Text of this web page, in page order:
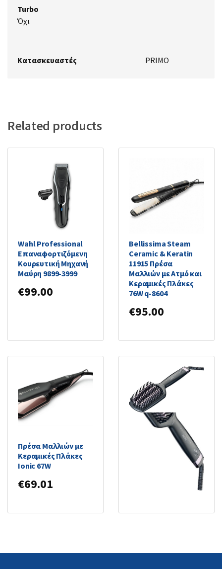
Turbo
Όχι
Κατασκευαστές PRIMO
Related products
Wahl Professional
Επαναφορτιζόμενη
Κουρευτική Μηχανή
Μαύρη 9899-3999
€99.00
Bellissima Steam
Ceramic & Keratin
11915 Πρέσα
Μαλλιών με Ατμό και
Κεραμικές Πλάκες
76W q-8604
€95.00
Πρέσα Μαλλιών με
Κεραμικές Πλάκες
Ionic 67W
€69.01
Bellissima Magic
Straight Κεραμική
Ηλεκτρική Βούρτσα
για Ίσιωμα 45W PB5